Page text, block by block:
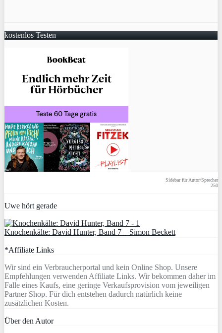
kostenlos Testen
Sidebar für Autor/Sprecher
250
Uwe hört gerade
Knochenkälte: David Hunter, Band 7 – Simon Beckett
*Affiliate Links
Wir sind ein Verbraucherportal und kein Online Shop. Unsere
Empfehlungen verwenden Affiliate Links. Wir bekommen daher im
Falle eines Kaufs, eine geringe Verkaufsprovision vom jeweiligen
Partner Shop. Für dich entstehen dadurch natürlich keine
zusätzlichen Kosten.
Über den Autor